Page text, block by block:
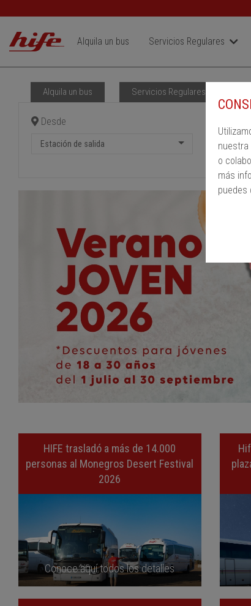
nuestra
o
más
puedes
Alquila un bus Servicios Regulares
Alquila un bus Servicios Regulares
Desde
Estación de salida
HIFE trasladó a más de 14.000
personas al Monegros Desert Festival
2026
Conoce aquí todos los detalles